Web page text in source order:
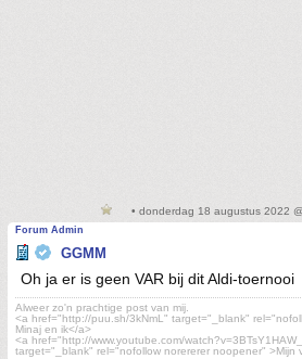
• donderdag 18 augustus 2022
Forum Admin
GGMM
Oh ja er is geen VAR bij dit Aldi-toernooi
Alweer zo'n prachtige post van mij.
<a href="http://puu.sh/3kNmL" target="_blank"
Minaj en ik</a>
<a href="http://www.youtube.com/
target="_blank" rel="nofollow norererer noopener" >Mijn